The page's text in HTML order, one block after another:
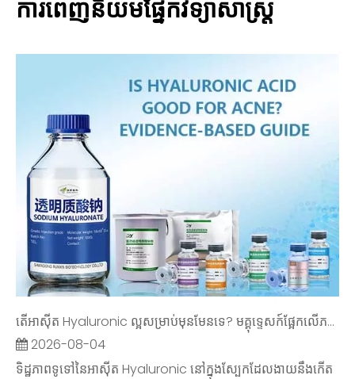
ការពេញនិយមផ្នែកវិទ្យាសាស្ត្រ
តើអាស៊ីត Hyaluronic ល្អសម្រាប់មុនមែនទេ? មគ្គុទ្ទេសក៍ផ្អែកលើភស្តុតាង
2026-08-04
ទិដ្ឋភាពទូទៅនៃអាស៊ីត Hyaluronic នៅក្នុងស្បែកដែលងាយនឹងកើត